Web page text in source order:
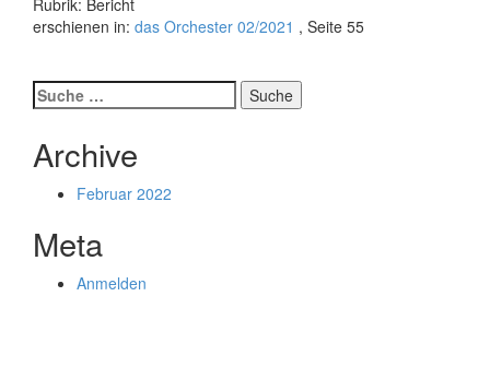
Rubrik: Bericht
erschienen in: das Orchester 02/2021 , Seite 55
Suche
nach:
Archive
Februar 2022
Meta
Anmelden